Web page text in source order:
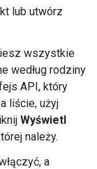
lub utwórz
wszystkie
według rodziny
API, który
liście, użyj
Wyświetl
należy.
a